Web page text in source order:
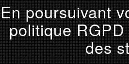
En poursuivant
politique
des